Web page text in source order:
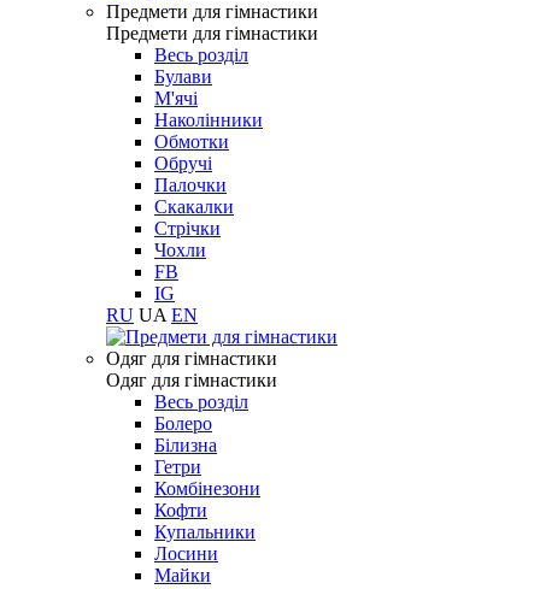
Предмети для гімнастики
Предмети для гімнастики
Весь розділ
Булави
М'ячі
Наколінники
Обмотки
Обручі
Палочки
Скакалки
Стрічки
Чохли
FB
IG
RU UA EN
Одяг для гімнастики
Одяг для гімнастики
Весь розділ
Болеро
Білизна
Гетри
Комбінезони
Кофти
Купальники
Лосини
Майки